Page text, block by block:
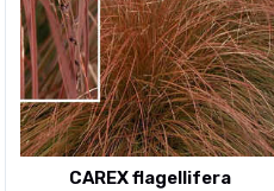
CAREX flagellifera